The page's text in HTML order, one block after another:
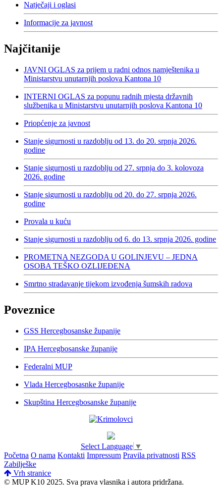
Natječaji i oglasi
Informacije za javnost
Najčitanije
JAVNI OGLAS za prijem u radni odnos namještenika u
Ministarstvu unutarnjih poslova Kantona 10
INTERNI OGLAS za popunu radnih mjesta državnih
službenika u Ministarstvu unutarnjih poslova Kantona 10
Priopćenje za javnost
Stanje sigurnosti u razdoblju od 13. do 20. srpnja 2026.
godine
Stanje sigurnosti u razdoblju od 27. srpnja do 3. kolovoza
2026. godine
Stanje sigurnosti u razdoblju od 20. do 27. srpnja 2026.
godine
Provala u kuću
Stanje sigurnosti u razdoblju od 6. do 13. srpnja 2026. godine
PROMETNA NEZGODA U GOLINJEVU – JEDNA
OSOBA TEŠKO OZLIJEĐENA
Smrtno stradavanje tijekom izvođenja šumskih radova
Poveznice
GSS Hercegbosanske županije
IPA Hercegbosanske županije
Federalni MUP
Vlada Hercegbosasnke županije
Skupština Hercegbosanske županije
Select Language ▼
Početna O nama Kontakti Impressum Pravila privatnosti RSS
Zabilješke
Vrh stranice
© MUP K10 2025. Sva prava vlasnika i autora pridržana.